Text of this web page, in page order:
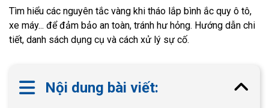
Tìm hiểu các nguyên tắc vàng khi tháo lắp bình ắc quy ô tô,
xe máy... để đảm bảo an toàn, tránh hư hỏng. Hướng dẫn chi
tiết, danh sách dụng cụ và cách xử lý sự cố.
Nội dung bài viết: